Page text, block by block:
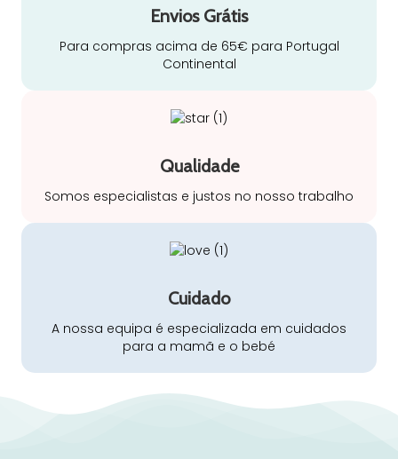
Envios Grátis
Para compras acima de 65€ para Portugal
Continental
Qualidade
Somos especialistas e justos no nosso trabalho
Cuidado
A nossa equipa é especializada em cuidados
para a mamã e o bebé